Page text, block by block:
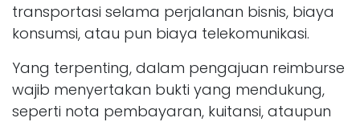
transportasi selama perjalanan bisnis, biaya
konsumsi, atau pun biaya telekomunikasi.
Yang terpenting, dalam pengajuan reimburse
wajib menyertakan bukti yang mendukung,
seperti nota pembayaran, kuitansi, ataupun